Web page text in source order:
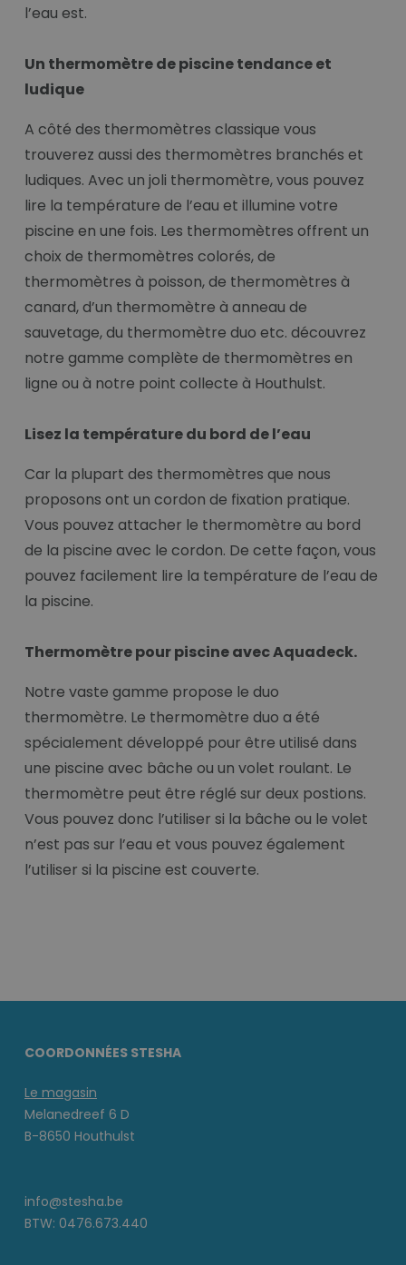
l’eau est.
Un thermomètre de piscine tendance et
ludique
A côté des thermomètres classique vous
trouverez aussi des thermomètres branchés et
ludiques. Avec un joli thermomètre, vous pouvez
lire la température de l’eau et illumine votre
piscine en une fois. Les thermomètres offrent un
choix de thermomètres colorés, de
thermomètres à poisson, de thermomètres à
canard, d’un thermomètre à anneau de
sauvetage, du thermomètre duo etc. découvrez
notre gamme complète de thermomètres en
ligne ou à notre point collecte à Houthulst.
Lisez la température du bord de l’eau
Car la plupart des thermomètres que nous
proposons ont un cordon de fixation pratique.
Vous pouvez attacher le thermomètre au bord
de la piscine avec le cordon. De cette façon, vous
pouvez facilement lire la température de l’eau de
la piscine.
Thermomètre pour piscine avec Aquadeck.
Notre vaste gamme propose le duo
thermomètre. Le thermomètre duo a été
spécialement développé pour être utilisé dans
une piscine avec bâche ou un volet roulant. Le
thermomètre peut être réglé sur deux postions.
Vous pouvez donc l’utiliser si la bâche ou le volet
n’est pas sur l’eau et vous pouvez également
l’utiliser si la piscine est couverte.
COORDONNÉES STESHA
Le magasin
Melanedreef 6 D
B-8650 Houthulst
info@stesha.be
BTW: 0476.673.440